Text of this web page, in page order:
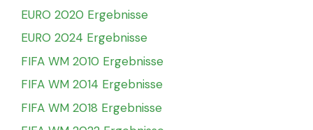
EURO 2020 Ergebnisse
EURO 2024 Ergebnisse
FIFA WM 2010 Ergebnisse
FIFA WM 2014 Ergebnisse
FIFA WM 2018 Ergebnisse